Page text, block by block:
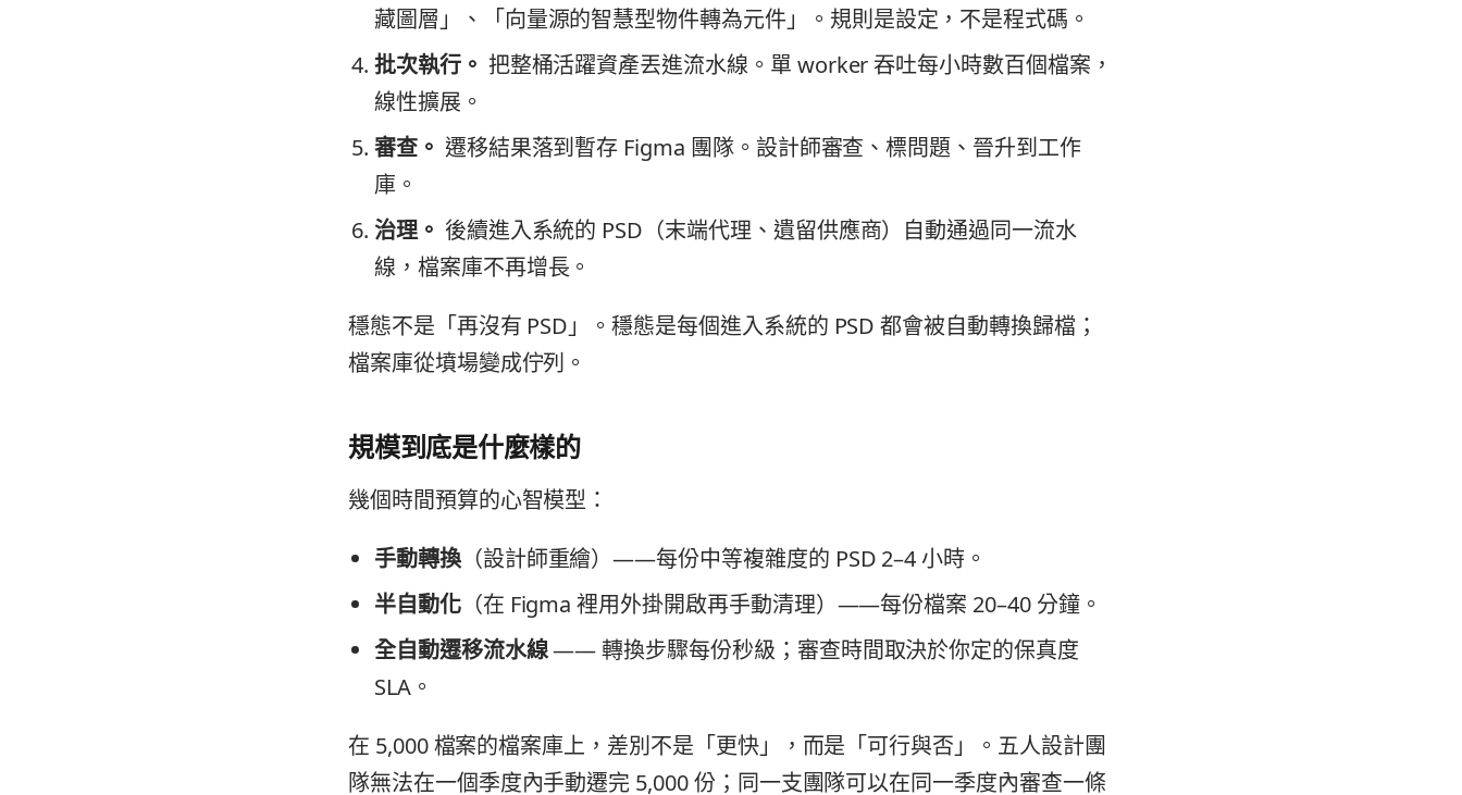
藏圖層」、「向量源的智慧型物件轉為元件」。規則是設定，不是程式碼。
批次執行。 把整桶活躍資產丟進流水線。單 worker 吞吐每小時數百個檔案，
線性擴展。
審查。 遷移結果落到暫存 Figma 團隊。設計師審查、標問題、晉升到工作
庫。
治理。 後續進入系統的 PSD（末端代理、遺留供應商）自動通過同一流水
線，檔案庫不再增長。
穩態不是「再沒有 PSD」。穩態是每個進入系統的 PSD 都會被自動轉換歸檔；
檔案庫從墳場變成佇列。
規模到底是什麼樣的
幾個時間預算的心智模型：
手動轉換（設計師重繪）——每份中等複雜度的 PSD 2–4 小時。
半自動化（在 Figma 裡用外掛開啟再手動清理）——每份檔案 20–40 分鐘。
全自動遷移流水線—— 轉換步驟每份秒級；審查時間取決於你定的保真度
SLA。
在 5,000 檔案的檔案庫上，差別不是「更快」，而是「可行與否」。五人設計團
隊無法在一個季度內手動遷完 5,000 份；同一支團隊可以在同一季度內審查一條